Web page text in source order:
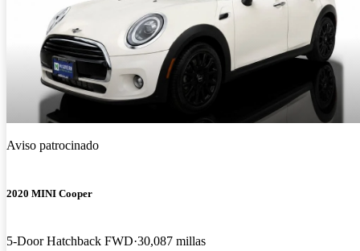
Aviso patrocinado
2020 MINI Cooper
5-Door Hatchback FWD 30,087 millas